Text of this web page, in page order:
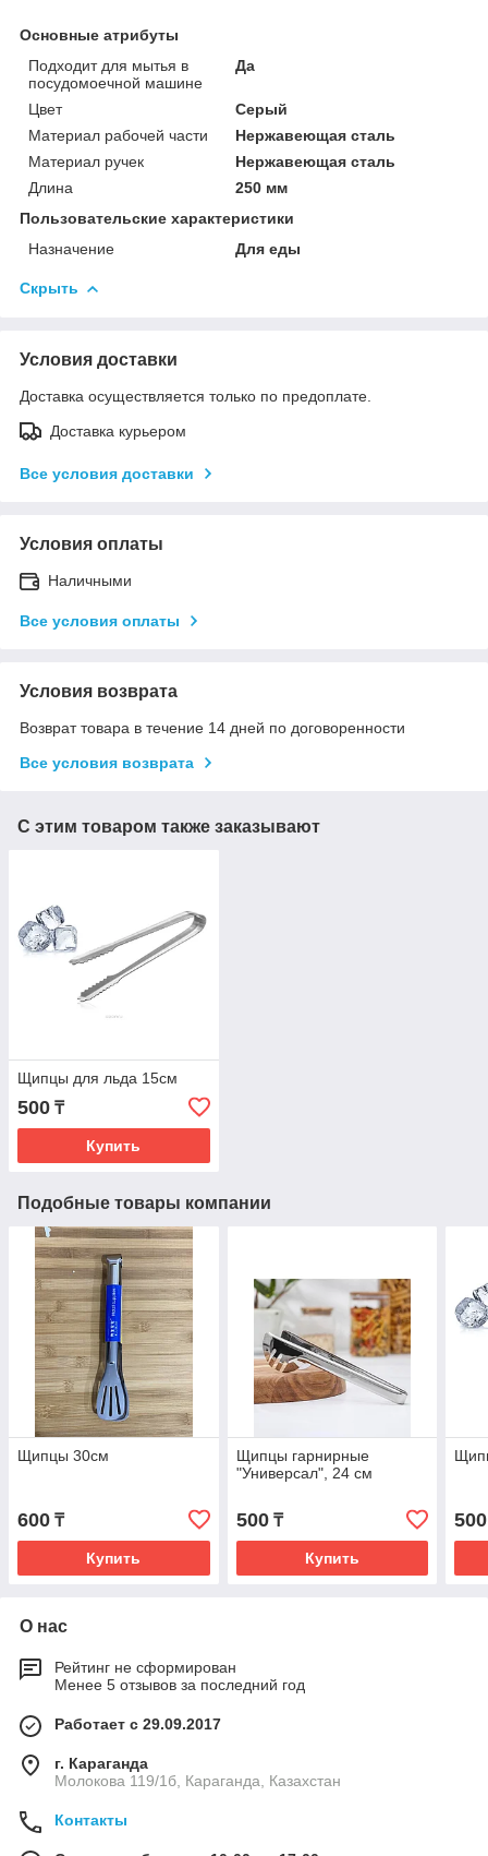
Основные атрибуты
Подходит для мытья в
посудомоечной машине
Да
Цвет
Серый
Материал рабочей части
Нержавеющая сталь
Материал ручек
Нержавеющая сталь
Длина
250 мм
Пользовательские характеристики
Назначение
Для еды
Скрыть
Условия доставки
Доставка осуществляется только по предоплате.
Доставка курьером
Все условия доставки
Условия оплаты
Наличными
Все условия оплаты
Условия возврата
Возврат товара в течение 14 дней по договоренности
Все условия возврата
С этим товаром также заказывают
Щипцы для льда 15см
500 ₸
Купить
Подобные товары компании
Щипцы 30см
600 ₸
Купить
Щипцы гарнирные
"Универсал", 24 см
500₸
Купить
500
О нас
Рейтинг не сформирован
Менее 5 отзывов за последний год
Работает с 29.09.2017
г. Караганда
Молокова 119/1б, Караганда, Казахстан
Контакты